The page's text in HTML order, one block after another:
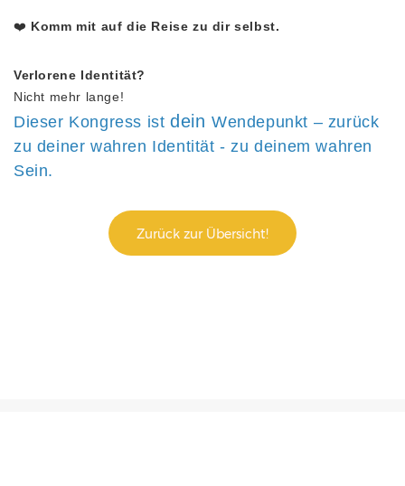
❤️ Komm mit auf die Reise zu dir selbst.
Verlorene Identität?
Nicht mehr lange!
Dieser Kongress ist dein Wendepunkt – zurück
zu deiner wahren Identität - zu deinem wahren
Sein.
Zurück zur Übersicht!